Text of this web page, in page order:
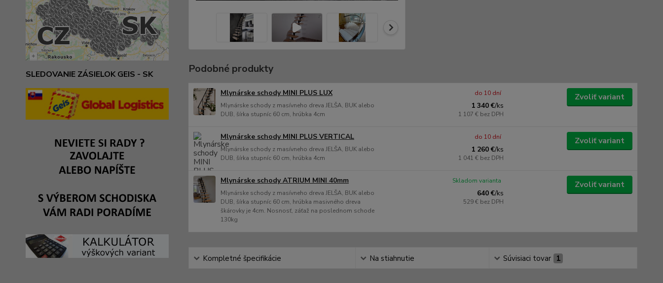
SLEDOVANIE ZÁSIELOK GEIS - SK Podobné produkty
Mlynárske schody MINI PLUS LUX
Mlynárske schody z masívneho dreva JELŠA, BUK alebo
DUB, šírka stupníc 60 cm, hrúbka 4cm
1 340 €/ks
1 107 € bez DPH
do 10 dní Zvoliť variant
Mlynárske schody MINI PLUS VERTICAL
Mlynárske schody z masívneho dreva JELŠA, BUK alebo
DUB, šírka stupníc 60 cm, hrúbka 4cm
1 260 €/ks
1 041 € bez DPH
do 10 dní Zvoliť variant
Mlynárske schody ATRIUM MINI 40mm
Mlynárske schody z masívneho dreva JELŠA, BUK alebo
DUB, šírka stupníc 60 cm, hrúbka masivného dreva
škárovky je 4cm. Nosnosť, záťaž na poslednom schode
130kg
640 €/ks
529 € bez DPH
Skladom varianta Zvoliť variant
Kompletné špecifikácie Na stiahnutie Súvisiaci tovar 1